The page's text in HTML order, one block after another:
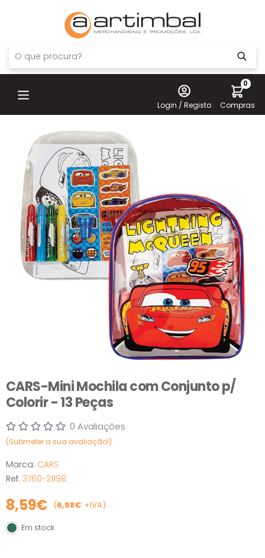
Login / Registo
0
Compras
CARS-Mini Mochila com Conjunto p/
Colorir - 13 Peças
0 Avaliações
(Submeter a sua avaliação!)
Marca: CARS
Ref. 3760-21198
8,59€ (6,98€ +IVA)
Em stock
Em stock